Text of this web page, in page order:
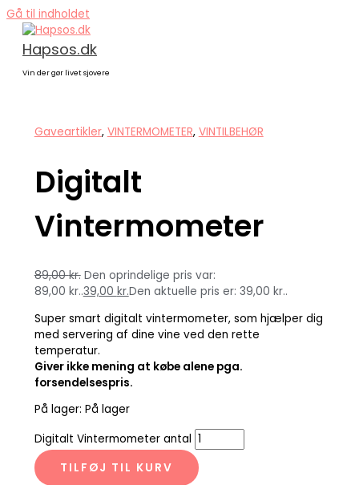
Gå til indholdet
Hapsos.dk
Vin der gør livet sjovere
Gaveartikler, VINTERMOMETER, VINTILBEHØR
Digitalt
Vintermometer
89,00kr. Den oprindelige pris var:
89,00 kr..39,00 kr.Den aktuelle pris er: 39,00 kr..
Super smart digitalt vintermometer, som hjælper dig
med servering af dine vine ved den rette
temperatur.
Giver ikke mening at købe alene pga.
forsendelsespris.
På lager: På lager
Digitalt Vintermometer antal
TILFØJ TIL KURV